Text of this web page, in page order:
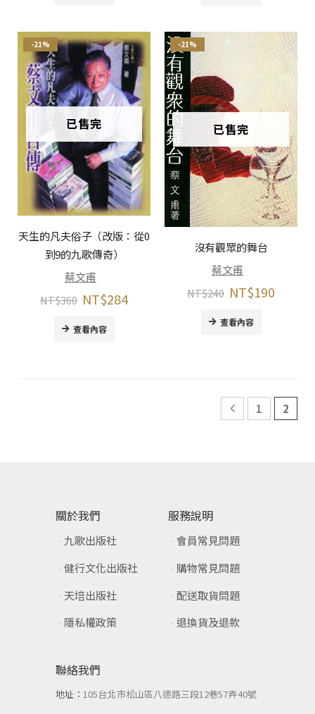
-21%
已售完
天生的凡夫俗子（改版：從0
到9的九歌傳奇）
蔡文甫
NT$360 NT$284
查看內容
-21%
已售完
沒有觀眾的舞台
蔡文甫
NT$240 NT$190
查看內容
1 2
關於我們
九歌出版社
健行文化出版社
天培出版社
隱私權政策
服務說明
會員常見問題
購物常見問題
配送取貨問題
退換貨及退款
聯絡我們
地址： 105台北市松山區八德路三段12巷57弄40號